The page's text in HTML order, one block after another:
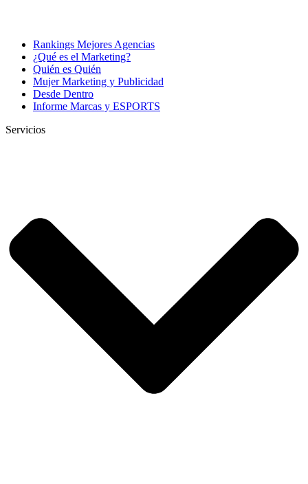
Rankings Mejores Agencias
¿Qué es el Marketing?
Quién es Quién
Mujer Marketing y Publicidad
Desde Dentro
Informe Marcas y ESPORTS
Servicios